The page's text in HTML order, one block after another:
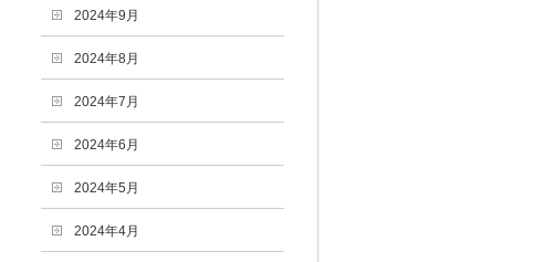
2024年9月
2024年8月
2024年7月
2024年6月
2024年5月
2024年4月